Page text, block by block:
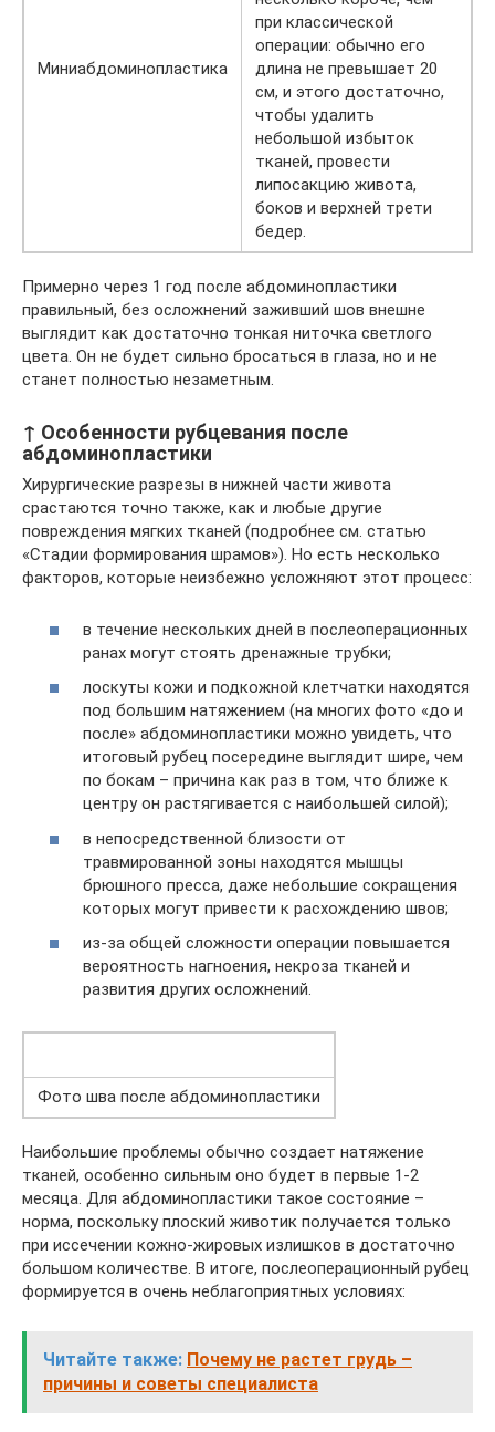
Миниабдоминопластика
при классической
операции: обычно его
длина не превышает 20
см, и этого достаточно,
чтобы удалить
небольшой избыток
тканей, провести
липосакцию живота,
боков и верхней трети
бедер.
Примерно через 1 год после абдоминопластики
правильный, без осложнений заживший шов внешне
выглядит как достаточно тонкая ниточка светлого
цвета. Он не будет сильно бросаться в глаза, но и не
станет полностью незаметным.
↑ Особенности рубцевания после
абдоминопластики
Хирургические разрезы в нижней части живота
срастаются точно также, как и любые другие
повреждения мягких тканей (подробнее см. статью
«Стадии формирования шрамов»). Но есть несколько
факторов, которые неизбежно усложняют этот процесс:
в течение нескольких дней в послеоперационных
ранах могут стоять дренажные трубки;
лоскуты кожи и подкожной клетчатки находятся
под большим натяжением (на многих фото «до и
после» абдоминопластики можно увидеть, что
итоговый рубец посередине выглядит шире, чем
по бокам – причина как раз в том, что ближе к
центру он растягивается с наибольшей силой);
в непосредственной близости от
травмированной зоны находятся мышцы
брюшного пресса, даже небольшие сокращения
которых могут привести к расхождению швов;
из-за общей сложности операции повышается
вероятность нагноения, некроза тканей и
развития других осложнений.
Фото шва после абдоминопластики
Наибольшие проблемы обычно создает натяжение
тканей, особенно сильным оно будет в первые 1-2
месяца. Для абдоминопластики такое состояние –
норма, поскольку плоский животик получается только
при иссечении кожно-жировых излишков в достаточно
большом количестве. В итоге, послеоперационный рубец
формируется в очень неблагоприятных условиях:
Читайте также: Почему не растет грудь –
причины и советы специалиста